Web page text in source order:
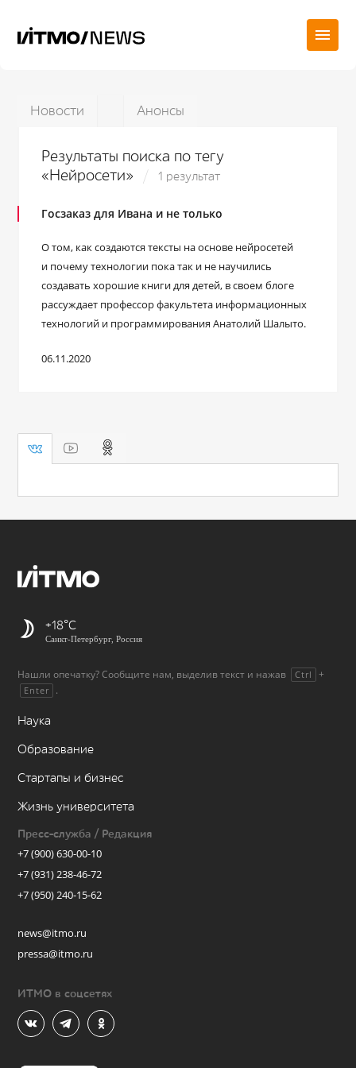
Новости Анонсы
Результаты поиска по тегу
«Нейросети»
1 результат
Госзаказ для Ивана и не только
О том, как создаются тексты на основе нейросетей
и почему технологии пока так и не научились
создавать хорошие книги для детей, в своем блоге
рассуждает профессор факультета информационных
технологий и программирования Анатолий Шалыто.
06.11.2020
+18
Санкт-Петербург, Россия
Нашли опечатку? Сообщите нам, выделив текст и нажав Ctrl +
Enter .
Наука
Образование
Стартапы и бизнес
Жизнь университета
Пресс-служба / Редакция
+7 (900) 630-00-10
+7 (931) 238-46-72
+7 (950) 240-15-62
news@itmo.ru
pressa@itmo.ru
ИТМО в соцсетях